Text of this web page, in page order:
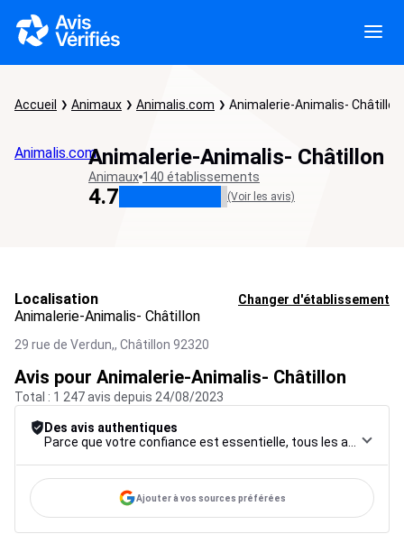
Accueil Animaux Animalis.com Animalerie-Animalis- Châtillon
Animalis.comAnimalerie-Animalis- Châtillon
Animaux 140 établissements
4.7 (Voir les avis)
Localisation Changer d'établissement
Animalerie-Animalis- Châtillon
29 rue de Verdun,, Châtillon 92320
Avis pour Animalerie-Animalis- Châtillon
Total : 1 247 avis depuis 24/08/2023
Des avis authentiques
Ajouter à vos sources préférées